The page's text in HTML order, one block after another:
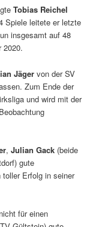
Tobias Reichel
Spiele leitete er letzte
insgesamt auf 48
2020.
Jäger von der SV
Zum Ende der
und wird mit der
,Julian Gack (beide
gute
Erfolg in seiner
für einen